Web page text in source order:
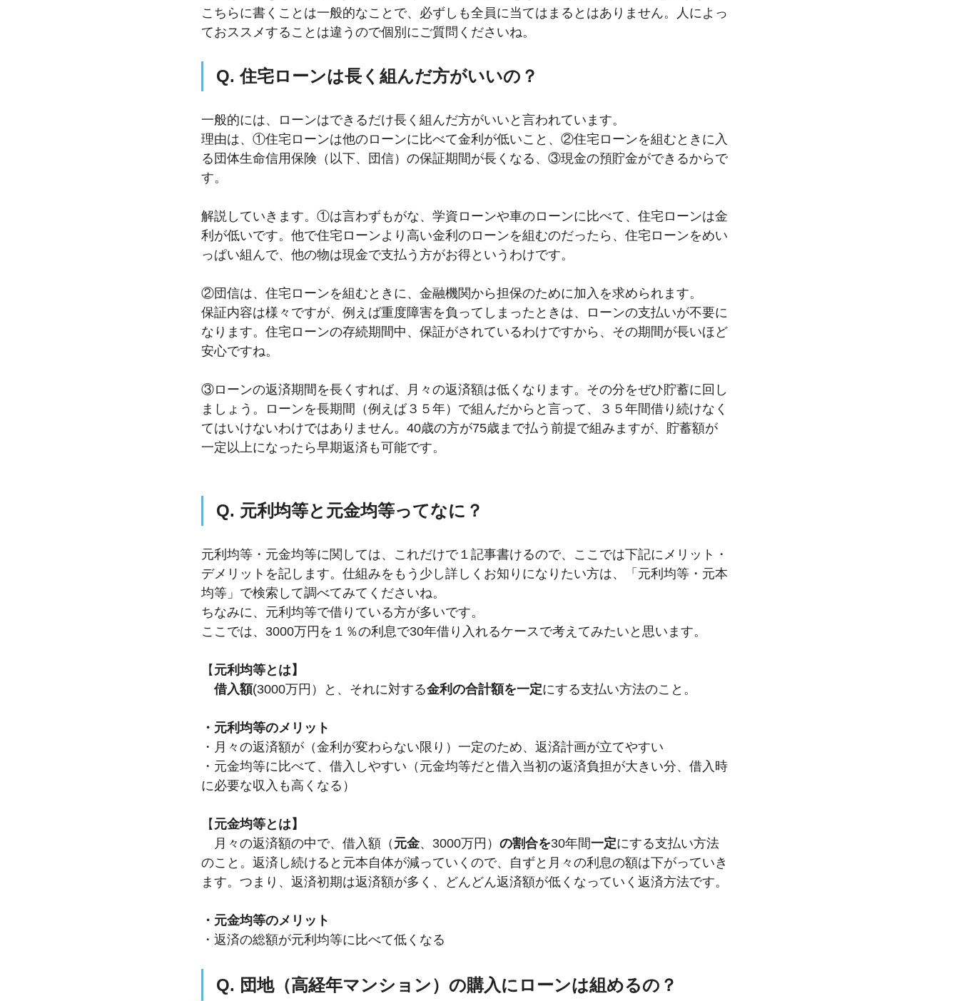
こちらに書くことは一般的なことで、必ずしも全員に当てはまるとはありません。人によっ
ておススメすることは違うので個別にご質問くださいね。
Q. 住宅ローンは長く組んだ方がいいの？
一般的には、ローンはできるだけ長く組んだ方がいいと言われています。
理由は、①住宅ローンは他のローンに比べて金利が低いこと、②住宅ローンを組むときに入
る団体生命信用保険（以下、団信）の保証期間が長くなる、③現金の預貯金ができるからで
す。
解説していきます。①は言わずもがな、学資ローンや車のローンに比べて、住宅ローンは金
利が低いです。他で住宅ローンより高い金利のローンを組むのだったら、住宅ローンをめい
っぱい組んで、他の物は現金で支払う方がお得というわけです。
②団信は、住宅ローンを組むときに、金融機関から担保のために加入を求められます。
保証内容は様々ですが、例えば重度障害を負ってしまったときは、ローンの支払いが不要に
なります。住宅ローンの存続期間中、保証がされているわけですから、その期間が長いほど
安心ですね。
③ローンの返済期間を長くすれば、月々の返済額は低くなります。その分をぜひ貯蓄に回し
ましょう。ローンを長期間（例えば３５年）で組んだからと言って、３５年間借り続けなく
てはいけないわけではありません。40歳の方が75歳まで払う前提で組みますが、貯蓄額が
一定以上になったら早期返済も可能です。
Q. 元利均等と元金均等ってなに？
元利均等・元金均等に関しては、これだけで１記事書けるので、ここでは下記にメリット・
デメリットを記します。仕組みをもう少し詳しくお知りになりたい方は、「元利均等・元本
均等」で検索して調べてみてくださいね。
ちなみに、元利均等で借りている方が多いです。
ここでは、3000万円を１％の利息で30年借り入れるケースで考えてみたいと思います。
【 元利均等とは】
借入額(3000万円）と、それに対する金利の合計額を一定にする支払い方法のこと。
・元利均等のメリット
・月々の返済額が（金利が変わらない限り）一定のため、返済計画が立てやすい
・元金均等に比べて、借入しやすい（元金均等だと借入当初の返済負担が大きい分、借入時
に必要な収入も高くなる）
【 元金均等とは】
月々の返済額の中で、借入額（ 元金、3000万円） の割合を30年間一定にする支払い方法
のこと。返済し続けると元本自体が減っていくので、自ずと月々の利息の額は下がっていき
ます。つまり、返済初期は返済額が多く、どんどん返済額が低くなっていく返済方法です。
・元金均等のメリット
・返済の総額が元利均等に比べて低くなる
Q. 団地（高経年マンション）の購入にローンは組めるの？